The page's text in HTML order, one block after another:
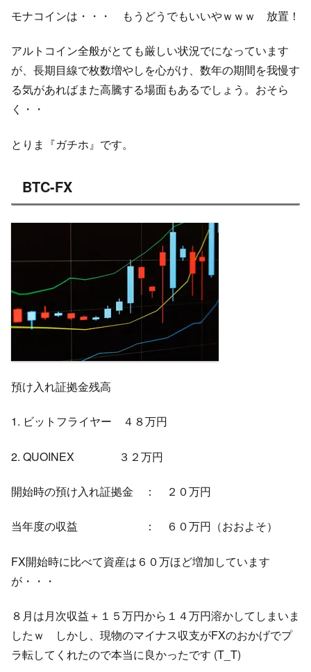
モナコインは・・・ もうどうでもいいやｗｗｗ 放置！
アルトコイン全般がとても厳しい状況でになっています
が、長期目線で枚数増やしを心がけ、数年の期間を我慢す
る気があればまた高騰する場面もあるでしょう。おそら
く・・
とりま『ガチホ』です。
BTC-FX
預け入れ証拠金残高
1. ビットフライヤー ４８万円
2. QUOINEX ３２万円
開始時の預け入れ証拠金 ： ２０万円
当年度の収益 ： ６０万円（おおよそ）
FX開始時に比べて資産は６０万ほど増加しています
が・・・
８月は月次収益＋１５万円から１４万円溶かしてしまいま
したｗ しかし、現物のマイナス収支がFXのおかげでプ
ラ転してくれたので本当に良かったです (T_T)